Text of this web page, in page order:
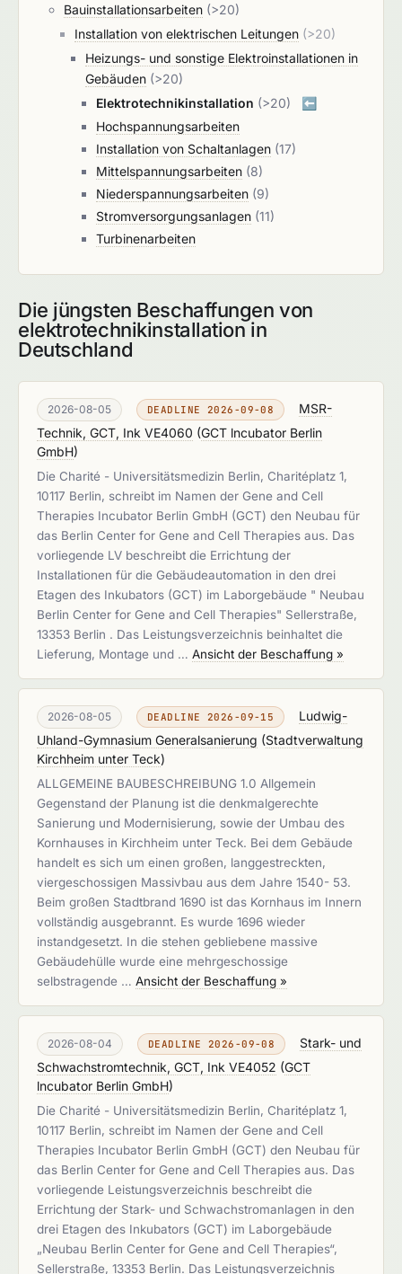
Bauinstallationsarbeiten (>20)
Installation von elektrischen Leitungen (>20)
Heizungs- und sonstige Elektroinstallationen in
Gebäuden (>20)
Elektrotechnikinstallation (>20) ⬅️
Hochspannungsarbeiten
Installation von Schaltanlagen (17)
Mittelspannungsarbeiten (8)
Niederspannungsarbeiten (9)
Stromversorgungsanlagen (11)
Turbinenarbeiten
Die jüngsten Beschaffungen von
elektrotechnikinstallation in
Deutschland
2026-08-05 DEADLINE 2026-09-08
MSR-
Technik, GCT, Ink VE4060 (GCT lncubator Berlin
GmbH)
Die Charité - Universitätsmedizin Berlin, Charitéplatz 1,
10117 Berlin, schreibt im Namen der Gene and Cell
Therapies Incubator Berlin GmbH (GCT) den Neubau für
das Berlin Center for Gene and Cell Therapies aus. Das
vorliegende LV beschreibt die Errichtung der
Installationen für die Gebäudeautomation in den drei
Etagen des Inkubators (GCT) im Laborgebäude " Neubau
Berlin Center for Gene and Cell Therapies" Sellerstraße,
13353 Berlin . Das Leistungsverzeichnis beinhaltet die
Lieferung, Montage und … Ansicht der Beschaffung »
2026-08-05 DEADLINE 2026-09-15
Ludwig-
Uhland-Gymnasium Generalsanierung (Stadtverwaltung
Kirchheim unter Teck)
ALLGEMEINE BAUBESCHREIBUNG 1.0 Allgemein
Gegenstand der Planung ist die denkmalgerechte
Sanierung und Modernisierung, sowie der Umbau des
Kornhauses in Kirchheim unter Teck. Bei dem Gebäude
handelt es sich um einen großen, langgestreckten,
viergeschossigen Massivbau aus dem Jahre 1540- 53.
Beim großen Stadtbrand 1690 ist das Kornhaus im Innern
vollständig ausgebrannt. Es wurde 1696 wieder
instandgesetzt. In die stehen gebliebene massive
Gebäudehülle wurde eine mehrgeschossige
selbstragende … Ansicht der Beschaffung »
2026-08-04 DEADLINE 2026-09-08
Stark- und
Schwachstromtechnik, GCT, Ink VE4052 (GCT
lncubator Berlin GmbH)
Die Charité - Universitätsmedizin Berlin, Charitéplatz 1,
10117 Berlin, schreibt im Namen der Gene and Cell
Therapies Incubator Berlin GmbH (GCT) den Neubau für
das Berlin Center for Gene and Cell Therapies aus. Das
vorliegende Leistungsverzeichnis beschreibt die
Errichtung der Stark- und Schwachstromanlagen in den
drei Etagen des Inkubators (GCT) im Laborgebäude
„Neubau Berlin Center for Gene and Cell Therapies“,
Sellerstraße, 13353 Berlin. Das Leistungsverzeichnis